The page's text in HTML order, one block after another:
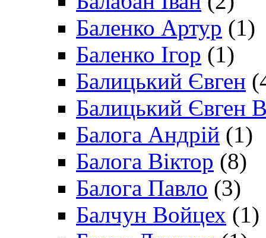
Баленко Артур (1)
Баленко Ігор (1)
Балицький Євген
Балицький Євген
Балога Андрій (1)
Балога Віктор (8)
Балога Павло (3)
Балчун Войцех (1)